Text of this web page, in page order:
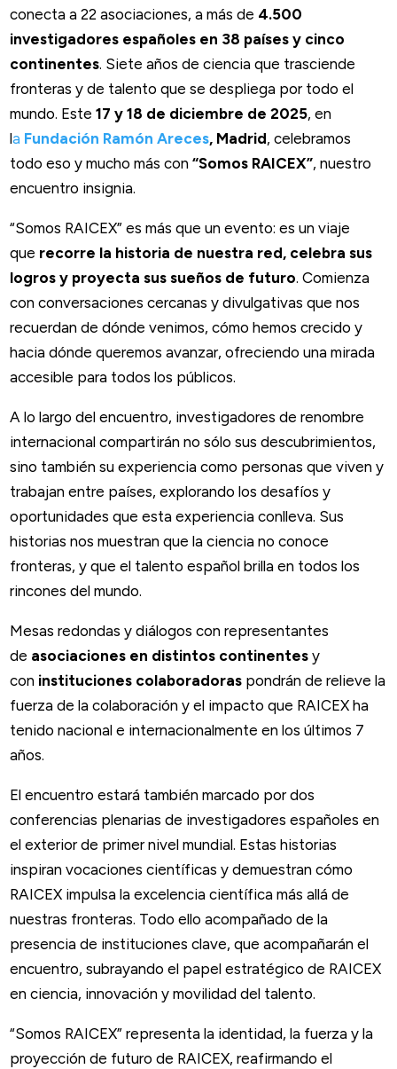
conecta a 22 asociaciones, a más de 4.500
investigadores españoles en 38 países y cinco
continentes. Siete años de ciencia que trasciende
fronteras y de talento que se despliega por todo el
mundo. Este17 y 18 de diciembre de 2025, en
la Fundación Ramón Areces, Madrid, celebramos
todo eso y mucho más con“Somos RAICEX”, nuestro
encuentro insignia.
“Somos RAICEX” es más que un evento: es un viaje
que recorre la historia de nuestra red, celebra sus
logros y proyecta sus sueños de futuro. Comienza
con conversaciones cercanas y divulgativas que nos
recuerdan de dónde venimos, cómo hemos crecido y
hacia dónde queremos avanzar, ofreciendo una mirada
accesible para todos los públicos.
A lo largo del encuentro, investigadores de renombre
internacional compartirán no sólo sus descubrimientos,
sino también su experiencia como personas que viven y
trabajan entre países, explorando los desafíos y
oportunidades que esta experiencia conlleva. Sus
historias nos muestran que la ciencia no conoce
fronteras, y que el talento español brilla en todos los
rincones del mundo.
Mesas redondas y diálogos con representantes
de asociaciones en distintos continentes y
con instituciones colaboradoras pondrán de relieve la
fuerza de la colaboración y el impacto que RAICEX ha
tenido nacional e internacionalmente en los últimos 7
años.
El encuentro estará también marcado por dos
conferencias plenarias de investigadores españoles en
el exterior de primer nivel mundial. Estas historias
inspiran vocaciones científicas y demuestran cómo
RAICEX impulsa la excelencia científica más allá de
nuestras fronteras. Todo ello acompañado de la
presencia de instituciones clave, que acompañarán el
encuentro, subrayando el papel estratégico de RAICEX
en ciencia, innovación y movilidad del talento.
“Somos RAICEX” representa la identidad, la fuerza y la
proyección de futuro de RAICEX, reafirmando el